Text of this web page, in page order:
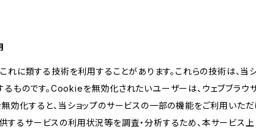
れに類する技術を利用することがあります。これらの技術は、当
ものです。Cookieを無効化されたいユーザーは、ウェブブラ
効化すると、当ショップのサービスの一部の機能をご利用いただ
提供するサービスの利用状況等を調査・分析するため、本サー